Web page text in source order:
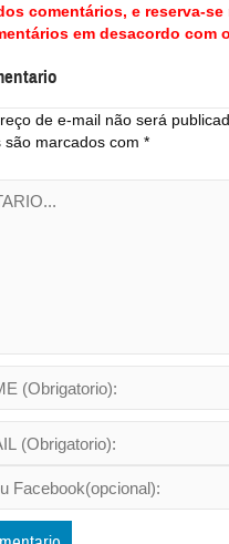
comentários, e reserva-
em desacordo com
de e-mail não será
são marcados com*